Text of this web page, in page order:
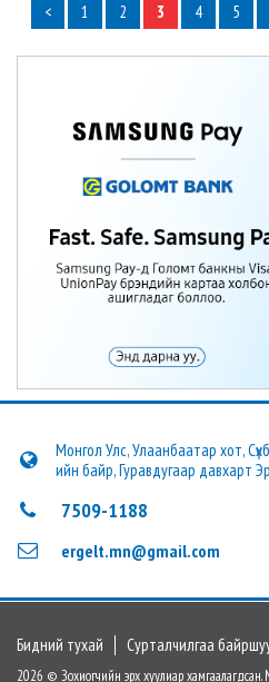
< 1 2 3 4 5
Монгол Улс, Улаанбаатар хот,
ийн байр, Гуравдугаар давхарт
7509-1188
ergelt.mn@gmail.com
Бидний тухай Сурталчилгаа
2026 © Зохиогчийн эрх хуулиар хамгаалагдсан.